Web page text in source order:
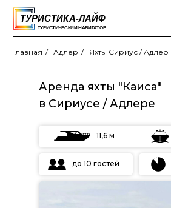
Главная / Адлер / Яхты Сириус / Адлер
11,6 м
до 10 гостей
Аренда яхты "Каиса"
в Сириусе / Адлере